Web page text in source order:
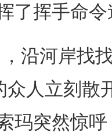
了挥手命
河岸找找
众人立刻
玛突然惊呼